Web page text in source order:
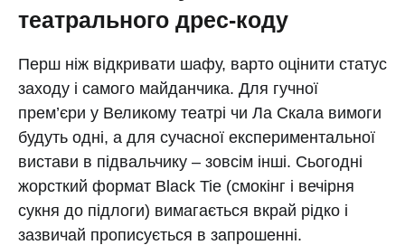
театрального дрес-коду
Перш ніж відкривати шафу, варто оцінити статус
заходу і самого майданчика. Для гучної
прем’єри у Великому театрі чи Ла Скала вимоги
будуть одні, а для сучасної експериментальної
вистави в підвальчику – зовсім інші. Сьогодні
жорсткий формат Black Tie (смокінг і вечірня
сукня до підлоги) вимагається вкрай рідко і
зазвичай прописується в запрошенні.